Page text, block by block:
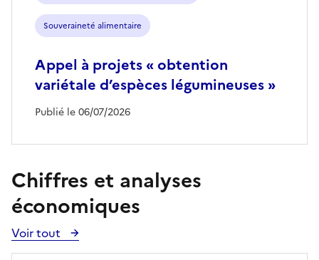
Souveraineté alimentaire
Appel à projets « obtention
variétale d’espèces légumineuses »
Publié le 06/07/2026
Chiffres et analyses
économiques
Voir tout
Voir
toutes